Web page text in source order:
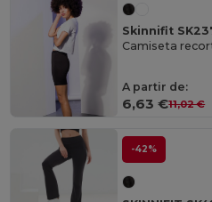
Skinnifit
Camiseta
A partir de:
6,63 €11,02 €
-42%